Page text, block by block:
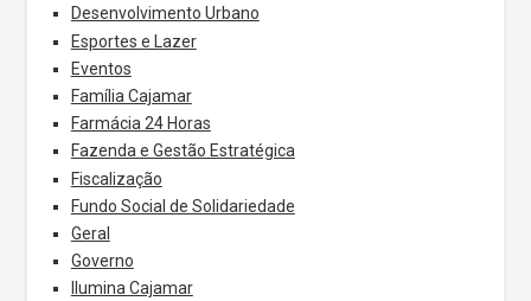
Desenvolvimento Urbano
Esportes e Lazer
Eventos
Família Cajamar
Farmácia 24 Horas
Fazenda e Gestão Estratégica
Fiscalização
Fundo Social de Solidariedade
Geral
Governo
Ilumina Cajamar